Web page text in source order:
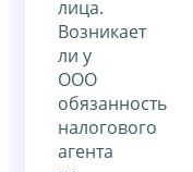
лица.
Возникает
ли у
ООО
обязанность
налогового
агента